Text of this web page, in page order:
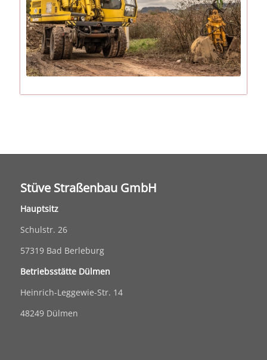
Stüve Straßenbau GmbH
Hauptsitz
Schulstr. 26
57319 Bad Berleburg
Betriebsstätte Dülmen
Heinrich-Leggewie-Str. 14
48249 Dülmen